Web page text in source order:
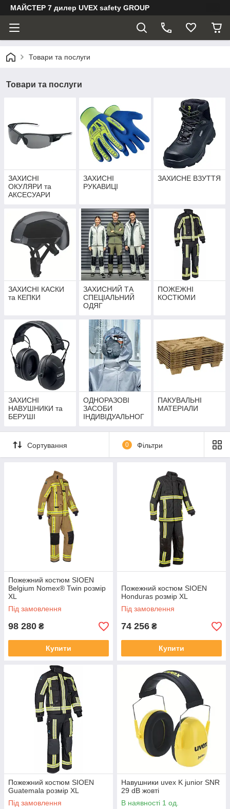
МАЙСТЕР 7 дилер UVEX safety GROUP
Товари та послуги
Товари та послуги
ЗАХИСНІ
ОКУЛЯРИ та
АКСЕСУАРИ
ЗАХИСНІ
РУКАВИЦІ
ЗАХИСНЕ ВЗУТТЯ
ЗАХИСНІ КАСКИ
та КЕПКИ
ЗАХИСНИЙ ТА
СПЕЦІАЛЬНИЙ
ОДЯГ
ПОЖЕЖНІ
КОСТЮМИ
ЗАХИСНІ
НАВУШНИКИ та
БЕРУШІ
ОДНОРАЗОВІ
ЗАСОБИ
ІНДИВІДУАЛЬНОГ
ПАКУВАЛЬНІ
МАТЕРІАЛИ
Сортування 0 Фільтри
Пожежний костюм SIOEN
Belgium Nomex® Twin розмір
XL
Під замовлення
98 280 ₴
Купити
Пожежний костюм SIOEN
Honduras розмір XL
Під замовлення
74 256 ₴
Купити
Пожежний костюм SIOEN
Guatemala розмір XL
Під замовлення
Навушники uvex K junior SNR
29 dB жовті
В наявності 1 од.